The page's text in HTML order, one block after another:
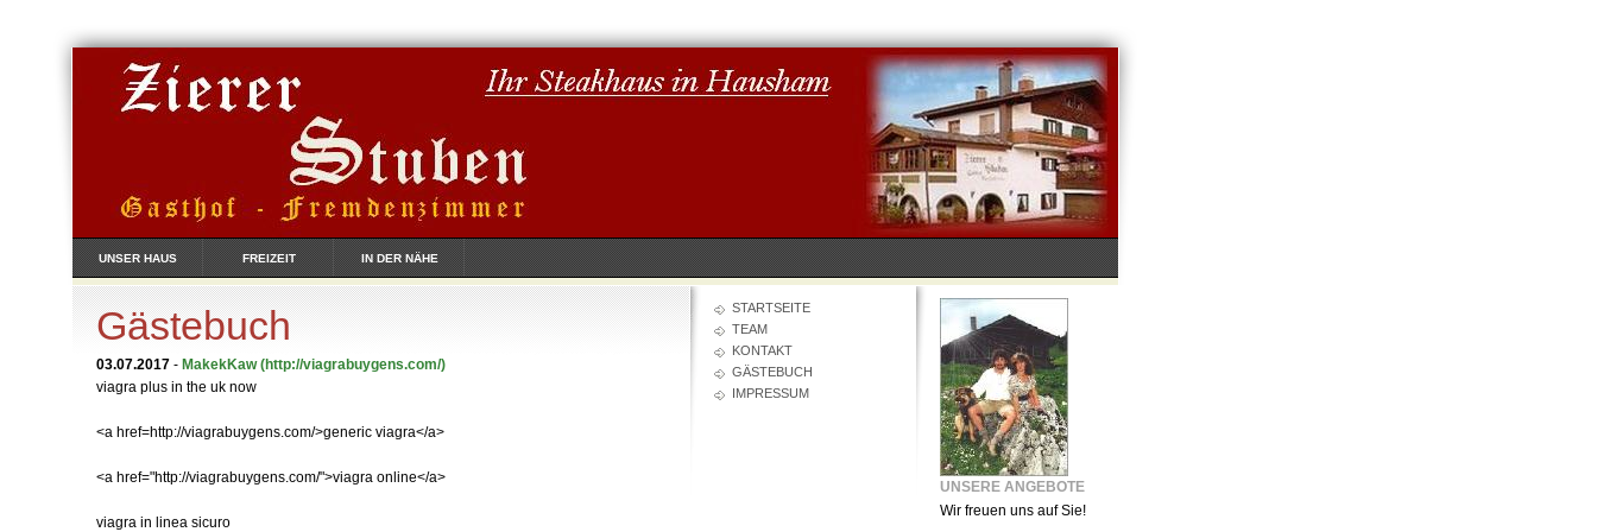
UNSER HAUS FREIZEIT IN DER NÄHE
STARTSEITE
TEAM
KONTAKT
GÄSTEBUCH
IMPRESSUM
Gästebuch
03.07.2017 - MakekKaw (http://viagrabuygens.com/)
viagra plus in the uk now
<a href=http://viagrabuygens.com/>generic viagra</a>
<a href="http://viagrabuygens.com/">viagra online</a>
viagra in linea sicuro
UNSERE ANGEBOTE
Wir freuen uns auf Sie!